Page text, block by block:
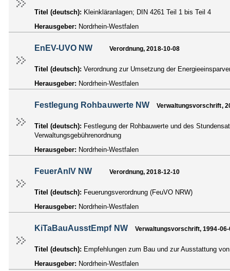
Titel (deutsch): Kleinkläranlagen; DIN 4261 Teil 1 bis Teil 4
Herausgeber: Nordrhein-Westfalen
EnEV-UVO NW Verordnung, 2018-10-08
Titel (deutsch): Verordnung zur Umsetzung der
Herausgeber: Nordrhein-Westfalen
Festlegung Rohbauwerte NW Verwaltungsvorschrift,
Titel (deutsch): Festlegung der Rohbauwerte und des
Verwaltungsgebührenordnung
Herausgeber: Nordrhein-Westfalen
FeuerAnlV NW Verordnung, 2018-12-10
Titel (deutsch): Feuerungsverordnung (FeuVO NRW)
Herausgeber: Nordrhein-Westfalen
KiTaBauAusstEmpf NW Verwaltungsvorschrift, 1994-06-
Titel (deutsch): Empfehlungen zum Bau und zur Ausstattung
Herausgeber: Nordrhein-Westfalen